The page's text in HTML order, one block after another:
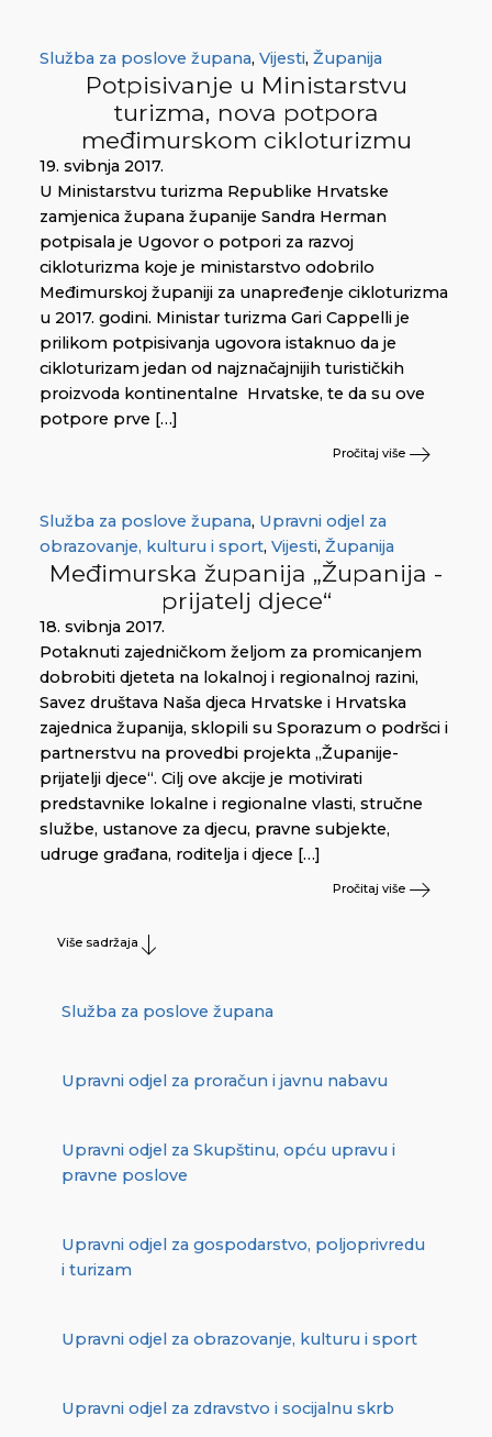
Služba za poslove župana, Vijesti, Županija
Potpisivanje u Ministarstvu
turizma, nova potpora
međimurskom cikloturizmu
19. svibnja 2017.
U Ministarstvu turizma Republike Hrvatske
zamjenica župana županije Sandra Herman
potpisala je Ugovor o potpori za razvoj
cikloturizma koje je ministarstvo odobrilo
Međimurskoj županiji za unapređenje cikloturizma
u 2017. godini. Ministar turizma Gari Cappelli je
prilikom potpisivanja ugovora istaknuo da je
cikloturizam jedan od najznačajnijih turističkih
proizvoda kontinentalne Hrvatske, te da su ove
potpore prve […]
Pročitaj više
Služba za poslove župana, Upravni odjel za
obrazovanje, kulturu i sport, Vijesti, Županija
Međimurska županija „Županija -
prijatelj djece“
18. svibnja 2017.
Potaknuti zajedničkom željom za promicanjem
dobrobiti djeteta na lokalnoj i regionalnoj razini,
Savez društava Naša djeca Hrvatske i Hrvatska
zajednica županija, sklopili su Sporazum o podršci i
partnerstvu na provedbi projekta „Županije-
prijatelji djece“. Cilj ove akcije je motivirati
predstavnike lokalne i regionalne vlasti, stručne
službe, ustanove za djecu, pravne subjekte,
udruge građana, roditelja i djece […]
Pročitaj više
Više sadržaja
Služba za poslove župana
Upravni odjel za proračun i javnu nabavu
Upravni odjel za Skupštinu, opću upravu i
pravne poslove
Upravni odjel za gospodarstvo, poljoprivredu
i turizam
Upravni odjel za obrazovanje, kulturu i sport
Upravni odjel za zdravstvo i socijalnu skrb